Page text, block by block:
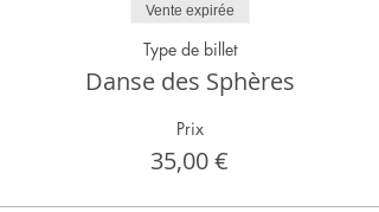
Vente expirée
Type de billet
Danse des Sphères
Prix
35,00 €